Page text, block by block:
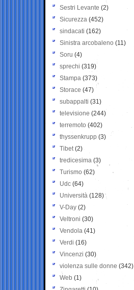
Sestri Levante (2)
Sicurezza (452)
sindacati (162)
Sinistra arcobaleno (11)
Soru (4)
sprechi (319)
Stampa (373)
Storace (47)
subappalti (31)
televisione(244)
terremoto (402)
thyssenkrupp (3)
Tibet(2)
tredicesima (3)
Turismo (62)
Udc (64)
Università (128)
V-Day (2)
Veltroni (30)
Vendola (41)
Verdi (16)
Vincenzi (30)
violenza sulle donne (342)
Web (1)